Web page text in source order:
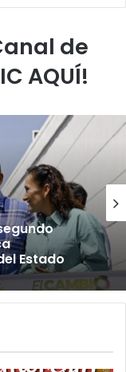
de
AQUÍ!
Estado